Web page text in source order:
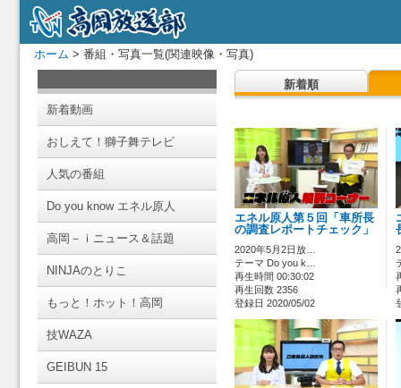
ホーム > 番組・写真一覧(関連映像・写真)
新着動画
おしえて！獅子舞テレビ
人気の番組
Do you know エネル原人
高岡－ｉニュース＆話題
NINJAのとりこ
もっと！ホット！高岡
技WAZA
GEIBUN 15
新着順
エネル原人第５回「車所長
の調査レポートチェック」
2020年5月2日放…
テーマ Do you k…
再生時間 00:30:02
再生回数 2356
登録日 2020/05/02